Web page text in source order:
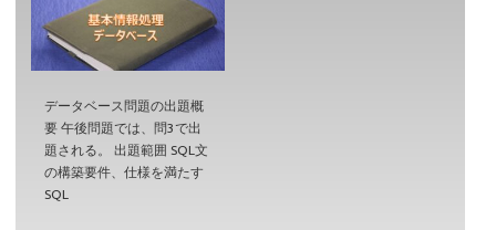
データベース問題の出題概
要 午後問題では、問3で出
題される。 出題範囲 SQL文
の構築要件、仕様を満たす
SQL